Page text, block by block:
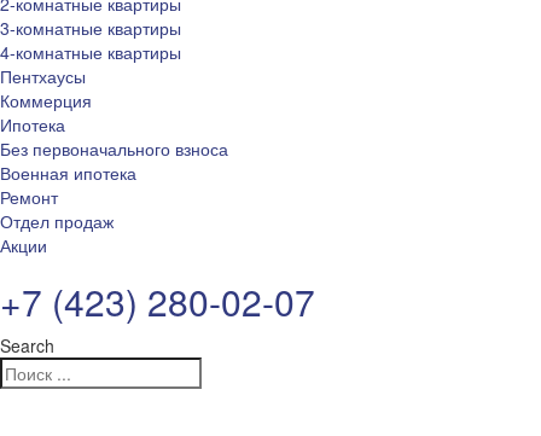
3-комнатные квартиры
4-комнатные квартиры
Пентхаусы
Коммерция
Ипотека
Без первоначального взноса
Военная ипотека
Ремонт
Отдел продаж
Акции
+7 (423) 280-02-07
Search